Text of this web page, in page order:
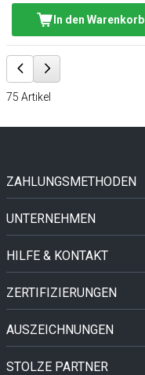
In den Warenkorb
75 Artikel
ZAHLUNGSMETHODEN
UNTERNEHMEN
HILFE & KONTAKT
ZERTIFIZIERUNGEN
AUSZEICHNUNGEN
STOLZE PARTNER